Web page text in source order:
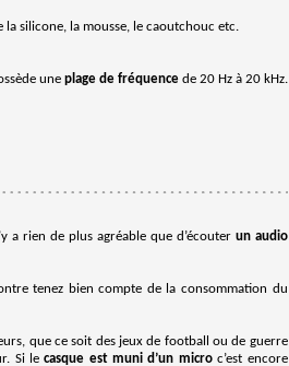
silicone, la mousse, le caoutchouc etc.
uneplage de fréquencede 20 Hz à 20 kHz.
a rien de plus agréable que d’écouter un audio
tenez bien compte de la consommation du
que ce soit des jeux de football ou de guerre
Si lecasque est muni d’un microc’est encore